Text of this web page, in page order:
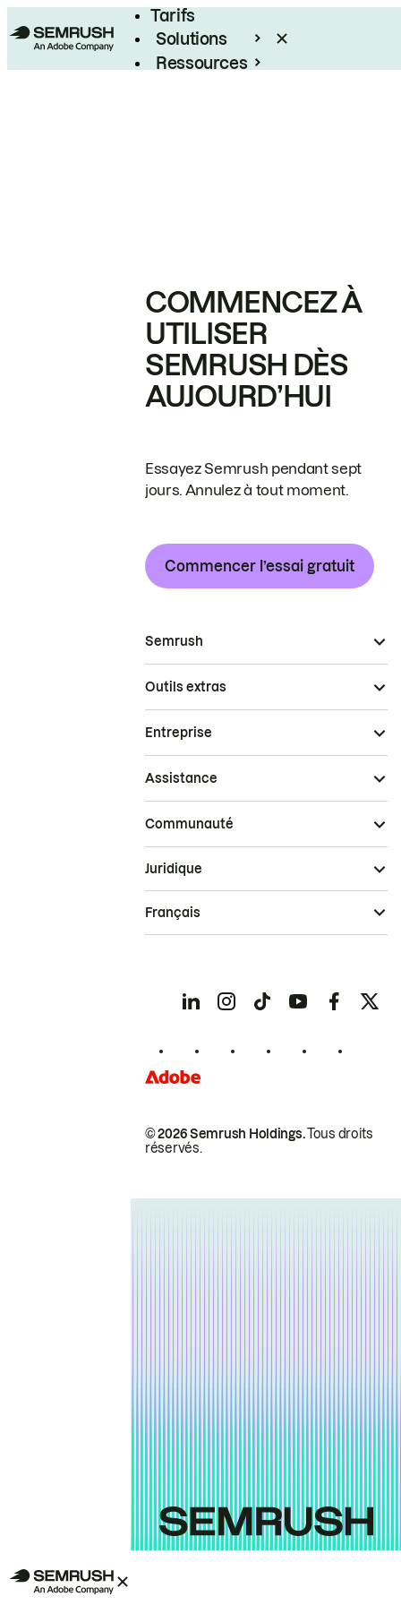
Tarifs
Solutions
Ressources
COMMENCEZ À
UTILISER
SEMRUSH DÈS
AUJOURD’HUI
Essayez Semrush pendant sept
jours. Annulez à tout moment.
Commencer l’essai gratuit
Semrush
Outils extras
Entreprise
Assistance
Communauté
© 2026 Semrush Holdings.Tous droits
réservés.
Juridique
Français